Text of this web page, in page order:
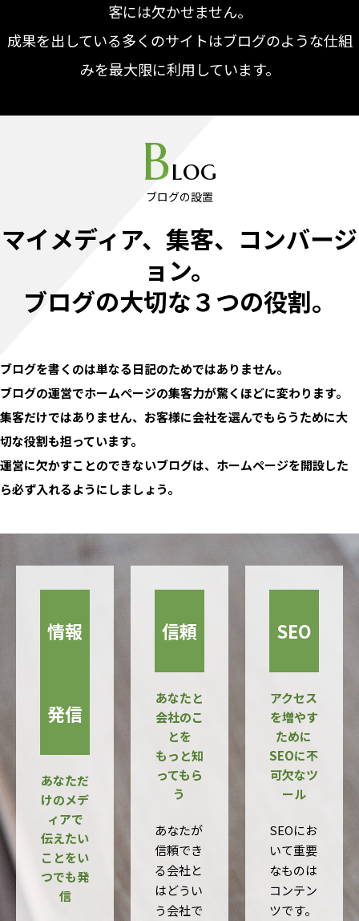
客には欠かせません。
成果を出している多くのサイトはブログのような仕組
みを最大限に利用しています。
Blog
ブログの設置
マイメディア、集客、コンバージ
ョン。
ブログの大切な３つの役割。
ブログを書くのは単なる日記のためではありません。
ブログの運営でホームページの集客力が驚くほどに変わります。
集客だけではありません、お客様に会社を選んでもらうために大
切な役割も担っています。
運営に欠かすことのできないブログは、ホームページを開設した
ら必ず入れるようにしましょう。
情報
発信
あなただ
けのメデ
ィアで
伝えたい
ことをい
つでも発
信
信頼
あなたと
会社のこ
とを
もっと知
ってもら
う
あなたが
信頼でき
る会社と
はどうい
う会社で
SEO
アクセス
を増やす
ために
SEOに不
可欠なツ
ール
SEOにお
いて重要
なものは
コンテン
ツです。